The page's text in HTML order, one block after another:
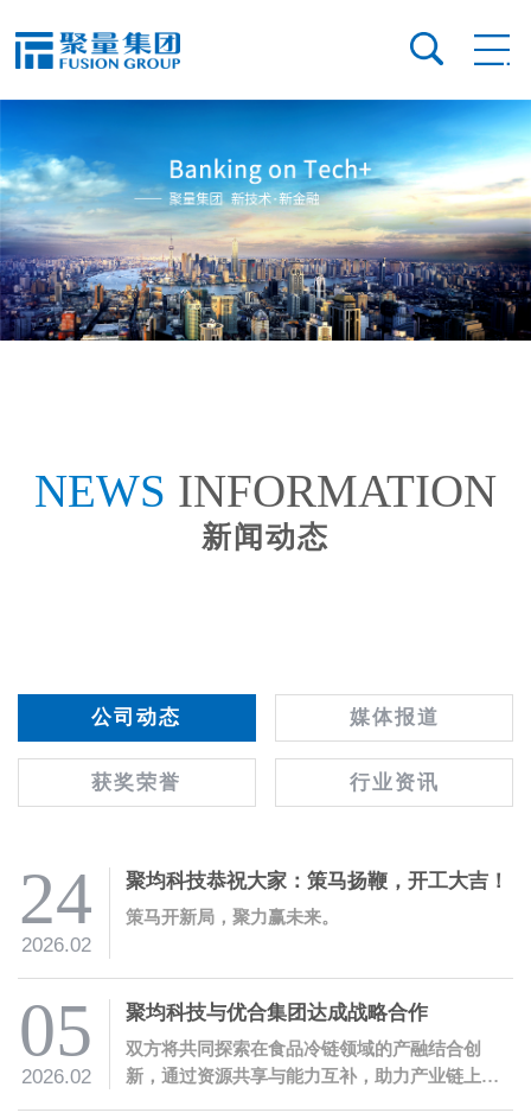
NEWS INFORMATION
新闻动态
公司动态 媒体报道
获奖荣誉 行业资讯
24
2026.02
聚均科技恭祝大家：策马扬鞭，开工大吉！
策马开新局，聚力赢未来。
05
2026.02
聚均科技与优合集团达成战略合作
双方将共同探索在食品冷链领域的产融结合创
新，通过资源共享与能力互补，助力产业链上下